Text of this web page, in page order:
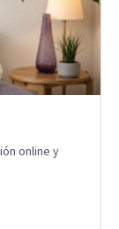
online y